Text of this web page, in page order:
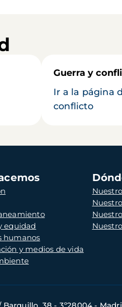
Guerra y
Ir a la página
conflicto
equidad
humanos
y medios de vida